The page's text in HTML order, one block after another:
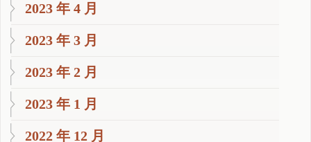
2023 年 4 月
2023 年 3 月
2023 年 2 月
2023 年 1 月
2022 年 12 月